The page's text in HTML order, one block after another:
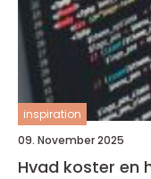
inspiration
09. November 2025
Hvad koster en